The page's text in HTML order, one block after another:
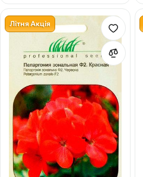
Літня Акція